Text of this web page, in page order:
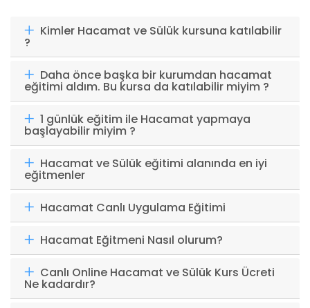
Kimler Hacamat ve Sülük kursuna katılabilir
?
Daha önce başka bir kurumdan hacamat
eğitimi aldım. Bu kursa da katılabilir miyim ?
1 günlük eğitim ile Hacamat yapmaya
başlayabilir miyim ?
Hacamat ve Sülük eğitimi alanında en iyi
eğitmenler
Hacamat Canlı Uygulama Eğitimi
Hacamat Eğitmeni Nasıl olurum?
Canlı Online Hacamat ve Sülük Kurs Ücreti
Ne kadardır?